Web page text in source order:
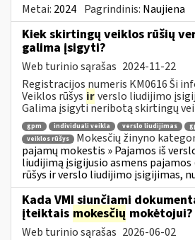
Metai: 2024 Pagrindinis: Naujiena
Kiek skirtingų veiklos rūšių
galima įsigyti?
Web turinio sąrašas 2024-11-22
Registracijos numeris KM0616 Ši
Veiklos rūšys irverslo liudijimo
Galima įsigyti neribotą skirtingų
gpm individuali veikla verslo liudijimas
veiklos rūšys
Mokesčių žinyno
pajamų mokestis » Pajamos iš
liudijimą įsigijusio asmens pajamos
rūšys ir verslo liudijimo įsigijimas,
Kada VMI siunčiami
įteiktais mokesčių mokėtojui?
Web turinio sąrašas 2026-06-02